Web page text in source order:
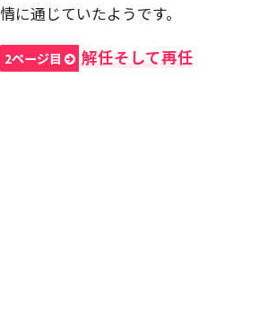
情に通じていたようです。
2ページ目 解任そして再任